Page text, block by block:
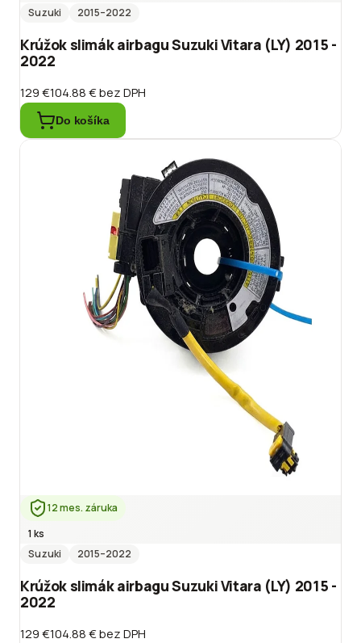
Suzuki
2015–2022
Krúžok slimák airbagu Suzuki Vitara (LY) 2015 -
2022
129 €104.88 €bez DPH
Do košíka
12 mes. záruka
1 ks
Suzuki
2015–2022
Krúžok slimák airbagu Suzuki Vitara (LY) 2015 -
2022
129 €104.88 €bez DPH